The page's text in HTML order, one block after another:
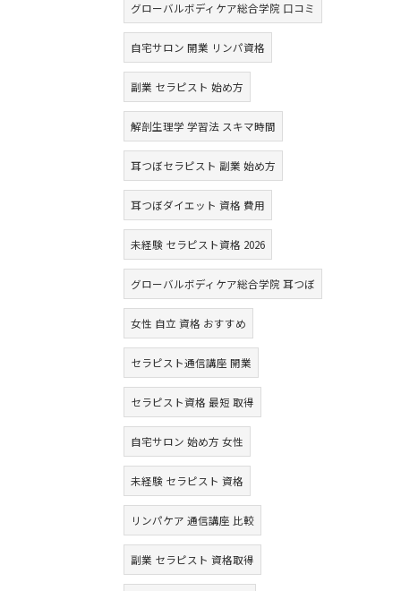
グローバルボディケア総合学院 口コミ
自宅サロン 開業 リンパ資格
副業 セラピスト 始め方
解剖生理学 学習法 スキマ時間
耳つぼセラピスト 副業 始め方
耳つぼダイエット 資格 費用
未経験 セラピスト資格 2026
グローバルボディケア総合学院 耳つぼ
女性 自立 資格 おすすめ
セラピスト通信講座 開業
セラピスト資格 最短 取得
自宅サロン 始め方 女性
未経験 セラピスト 資格
リンパケア 通信講座 比較
副業 セラピスト 資格取得